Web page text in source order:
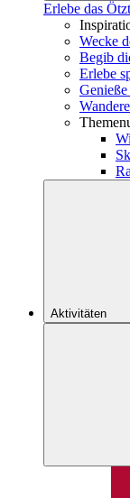
Erlebe das
Wecke
Begib
Erlebe
Aktivitäten